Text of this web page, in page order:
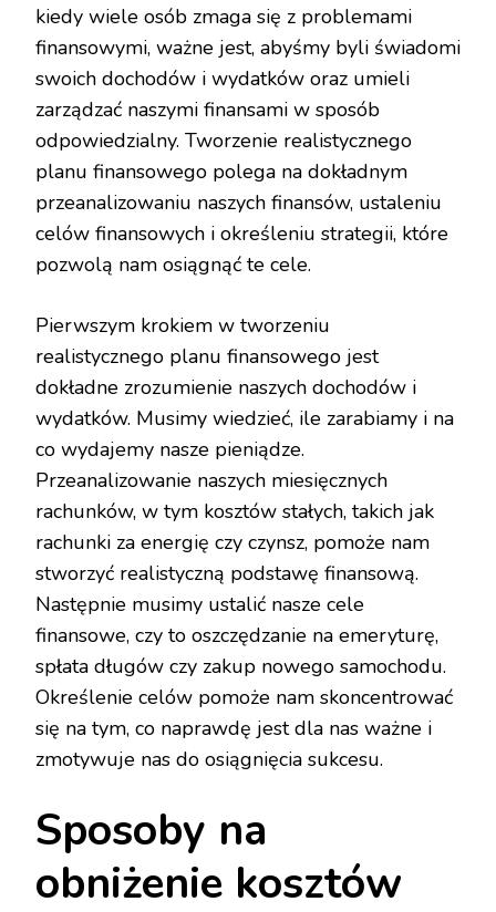
kiedy wiele osób zmaga się z problemami
finansowymi, ważne jest, abyśmy byli świadomi
swoich dochodów i wydatków oraz umieli
zarządzać naszymi finansami w sposób
odpowiedzialny. Tworzenie realistycznego
planu finansowego polega na dokładnym
przeanalizowaniu naszych finansów, ustaleniu
celów finansowych i określeniu strategii, które
pozwolą nam osiągnąć te cele.
Pierwszym krokiem w tworzeniu
realistycznego planu finansowego jest
dokładne zrozumienie naszych dochodów i
wydatków. Musimy wiedzieć, ile zarabiamy i na
co wydajemy nasze pieniądze.
Przeanalizowanie naszych miesięcznych
rachunków, w tym kosztów stałych, takich jak
rachunki za energię czy czynsz, pomoże nam
stworzyć realistyczną podstawę finansową.
Następnie musimy ustalić nasze cele
finansowe, czy to oszczędzanie na emeryturę,
spłata długów czy zakup nowego samochodu.
Określenie celów pomoże nam skoncentrować
się na tym, co naprawdę jest dla nas ważne i
zmotywuje nas do osiągnięcia sukcesu.
Sposoby na
obniżenie kosztów